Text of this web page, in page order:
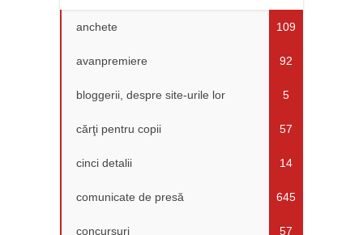
anchete 109
avanpremiere 92
bloggerii, despre site-urile lor 5
cărţi pentru copii 57
cinci detalii 14
comunicate de presă 645
concursuri 57